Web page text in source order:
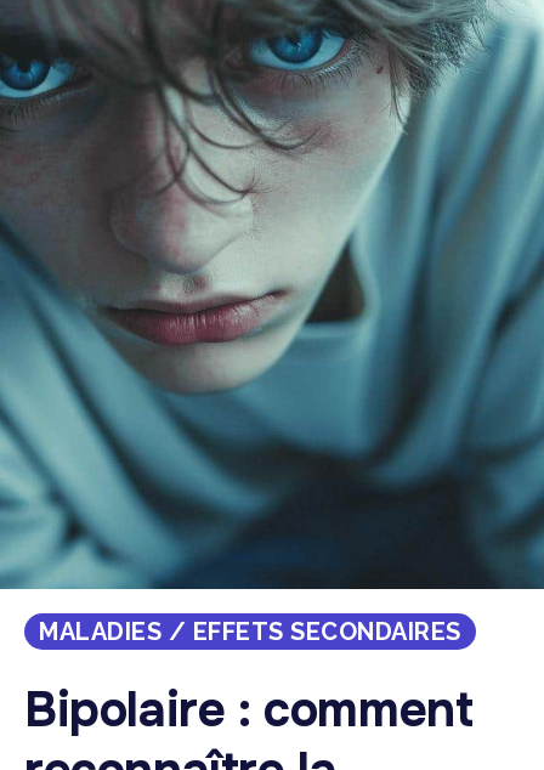
MALADIES / EFFETS SECONDAIRES
Bipolaire : comment